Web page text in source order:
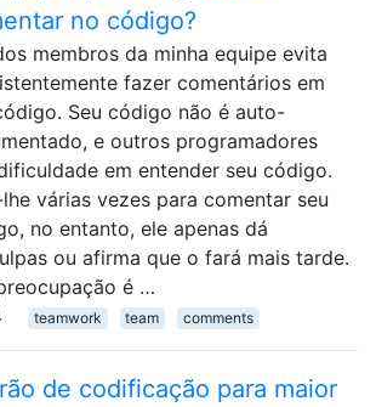
no código?
membros da minha equipe evita
fazer comentários em
Seu código não é auto-
e outros programadores
em entender seu código.
várias vezes para comentar seu
no entanto, ele apenas dá
ou afirma que o fará mais tarde.
é …
teamwork team comments
de codificação para maior